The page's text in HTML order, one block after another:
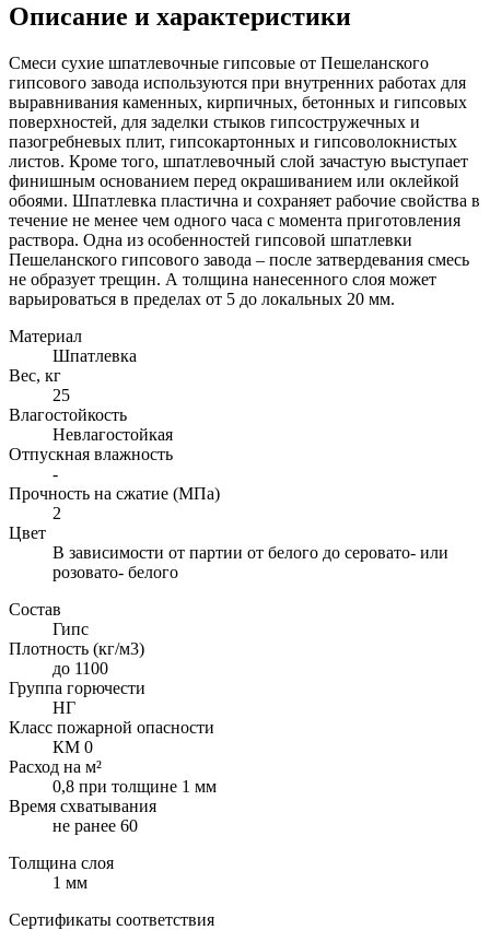
Описание и характеристики
Смеси сухие шпатлевочные гипсовые от Пешеланского
гипсового завода используются при внутренних работах для
выравнивания каменных, кирпичных, бетонных и гипсовых
поверхностей, для заделки стыков гипсостружечных и
пазогребневых плит, гипсокартонных и гипсоволокнистых
листов. Кроме того, шпатлевочный слой зачастую выступает
финишным основанием перед окрашиванием или оклейкой
обоями. Шпатлевка пластична и сохраняет рабочие свойства в
течение не менее чем одного часа с момента приготовления
раствора. Одна из особенностей гипсовой шпатлевки
Пешеланского гипсового завода – после затвердевания смесь
не образует трещин. А толщина нанесенного слоя может
варьироваться в пределах от 5 до локальных 20 мм.
Материал
Шпатлевка
Вес, кг
25
Влагостойкость
Невлагостойкая
Отпускная влажность
-
Прочность на сжатие (МПа)
2
Цвет
В зависимости от партии от белого до серовато- или
розовато- белого
Состав
Гипс
Плотность (кг/м3)
до 1100
Группа горючести
НГ
Класс пожарной опасности
КМ 0
Расход на м²
0,8 при толщине 1 мм
Время схватывания
не ранее 60
Толщина слоя
1 мм
Сертификаты соответствия